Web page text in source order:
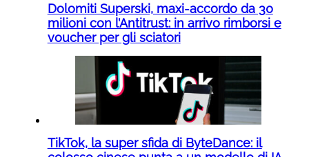
Dolomiti Superski, maxi-accordo da 30
milioni con l’Antitrust: in arrivo rimborsi e
voucher per gli sciatori
TikTok, la super sfida di ByteDance: il